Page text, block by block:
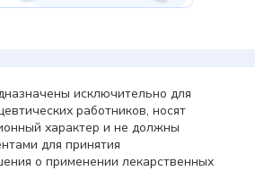
исключительно для
работников, носят
характер и не должны
для принятия
о применении лекарственных